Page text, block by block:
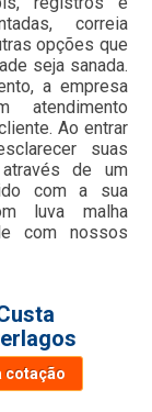
correia
opções que
seja sanada.
a empresa
atendimento
Ao entrar
suas
de um
com a sua
luva malha
com nossos
cotação